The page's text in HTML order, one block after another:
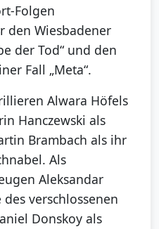
Folgen
den Wiesbadener
der Tod“ und den
Fall „Meta“.
Alwara Höfels
Hanczewski als
Brambach als ihr
Als
Aleksandar
verschlossenen
Donskoy als